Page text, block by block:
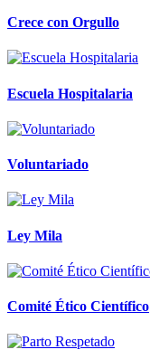
Crece con Orgullo
Escuela Hospitalaria
Voluntariado
Ley Mila
Comité Ético Científico